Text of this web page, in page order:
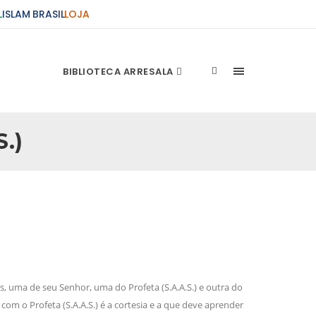
ISLAM BRASILLOJA
BIBLIOTECA ARRESALA
e irmãs um novo
de seu Senhor, uma do Profeta (S.A.A.S.) e outra do
o Profeta (S.A.A.S.) é a cortesia e a que deve aprender